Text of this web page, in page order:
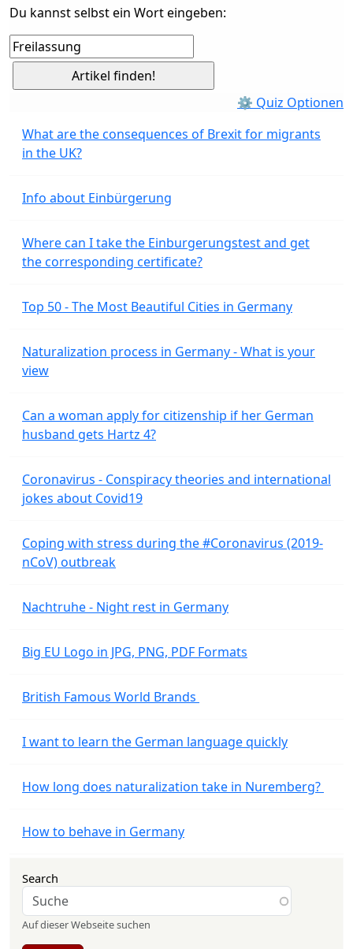
Du kannst selbst ein Wort eingeben:
⚙ Quiz Optionen
What are the consequences of Brexit for migrants
in the UK?
Info about Einbürgerung
Where can I take the Einburgerungstest and get
the corresponding certificate?
Top 50 - The Most Beautiful Cities in Germany
Naturalization process in Germany - What is your
view
Can a woman apply for citizenship if her German
husband gets Hartz 4?
Coronavirus - Conspiracy theories and international
jokes about Covid19
Coping with stress during the #Coronavirus (2019-
nCoV) outbreak
Nachtruhe - Night rest in Germany
Big EU Logo in JPG, PNG, PDF Formats
British Famous World Brands
I want to learn the German language quickly
How long does naturalization take in Nuremberg?
How to behave in Germany
Search
Auf dieser Webseite suchen